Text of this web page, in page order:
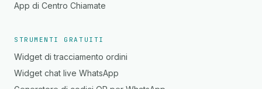
App di Centro Chiamate
STRUMENTI GRATUITI
Widget di tracciamento ordini
Widget chat live WhatsApp